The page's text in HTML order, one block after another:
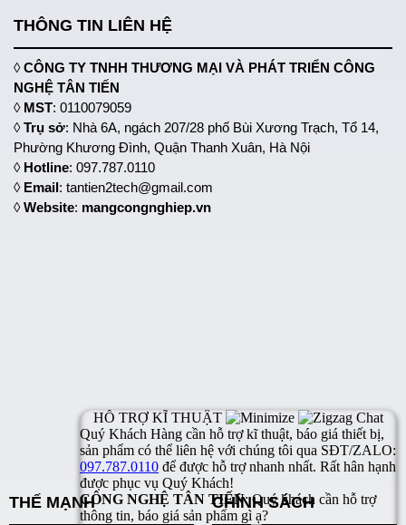
THÔNG TIN LIÊN HỆ
◊CÔNG TY TNHH THƯƠNG MẠI VÀ PHÁT TRIỂN CÔNG
NGHỆ TÂN TIẾN
◊ MST: 0110079059
◊Trụ sở: Nhà 6A, ngách 207/28 phố Bùi Xương Trạch, Tổ 14,
Phường Khương Đình, Quận Thanh Xuân, Hà Nội
◊ Hotline: 097.787.0110
◊ Email: tantien2tech@gmail.com
◊Website: mangcongnghiep.vn
THẾ MẠNH CHÍNH SÁCH